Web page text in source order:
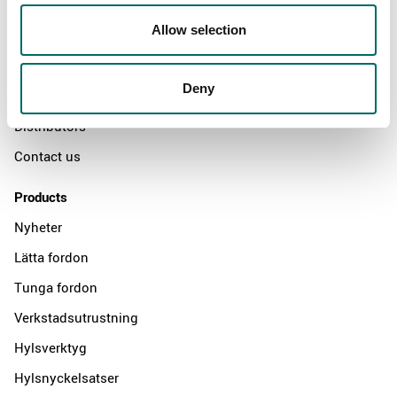
Allow selection
Deny
About
The Kamasa Tools warranty
Distributors
Contact us
Products
Nyheter
Lätta fordon
Tunga fordon
Verkstadsutrustning
Hylsverktyg
Hylsnyckelsatser